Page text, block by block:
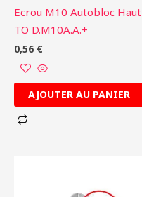
Ecrou M10 Autobloc Haut
TO D.M10A.A.+
0,56 €
AJOUTER AU PANIER